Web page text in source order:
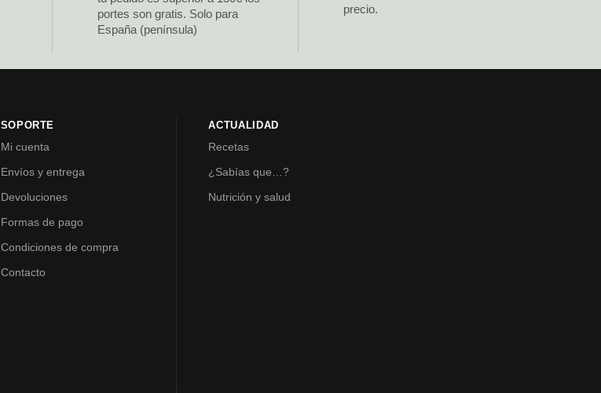
portes son gratis. Solo para
España (península)
precio.
SOPORTE
Mi cuenta
Envíos y entrega
Devoluciones
Formas de pago
Condiciones de compra
Contacto
ACTUALIDAD
Recetas
¿Sabías que…?
Nutrición y salud